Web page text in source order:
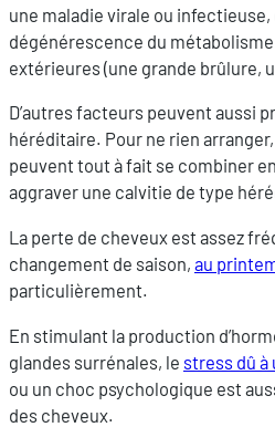
une maladie virale ou
dégénérescence du
extérieures (une grande brûlure,
D’autres facteurs peuvent aussi
héréditaire. Pour ne rien
peuvent tout à fait se combiner
aggraver une calvitie de type
La perte de cheveux est assez
changement de saison, au
particulièrement.
En stimulant la production
glandes surrénales, le stress dû
ou un choc psychologique est
des cheveux.